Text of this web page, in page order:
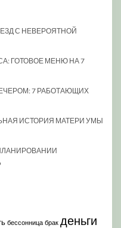
С НЕВЕРОЯТНОЙ
ГОТОВОЕ МЕНЮ НА 7
7 РАБОТАЮЩИХ
ИСТОРИЯ МАТЕРИ УМЫ
бессонница брак деньги